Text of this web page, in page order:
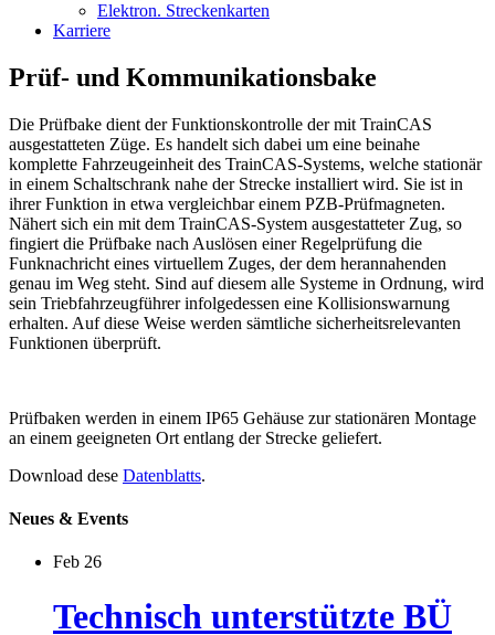
Elektron. Streckenkarten
Karriere
Prüf- und Kommunikationsbake
Die Prüfbake dient der Funktionskontrolle der mit TrainCAS
ausgestatteten Züge. Es handelt sich dabei um eine beinahe
komplette Fahrzeugeinheit des TrainCAS-Systems, welche stationär
in einem Schaltschrank nahe der Strecke installiert wird. Sie ist in
ihrer Funktion in etwa vergleichbar einem PZB-Prüfmagneten.
Nähert sich ein mit dem TrainCAS-System ausgestatteter Zug, so
fingiert die Prüfbake nach Auslösen einer Regelprüfung die
Funknachricht eines virtuellem Zuges, der dem herannahenden
genau im Weg steht. Sind auf diesem alle Systeme in Ordnung, wird
sein Triebfahrzeugführer infolgedessen eine Kollisionswarnung
erhalten. Auf diese Weise werden sämtliche sicherheitsrelevanten
Funktionen überprüft.
Prüfbaken werden in einem IP65 Gehäuse zur stationären Montage
an einem geeigneten Ort entlang der Strecke geliefert.
Download dese Datenblatts.
Neues & Events
Feb 26
Technisch unterstützte BÜ